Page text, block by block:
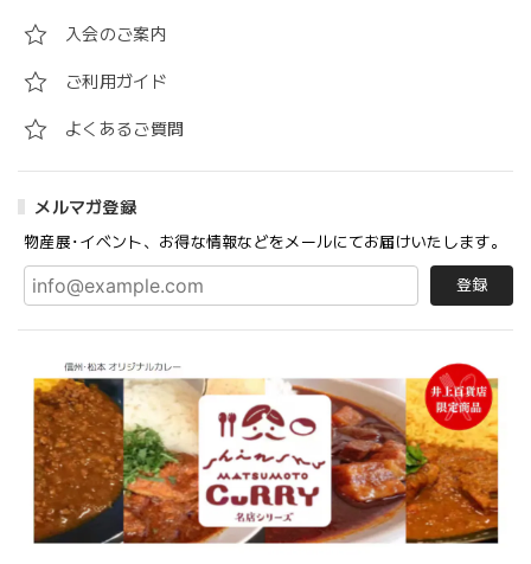
入会のご案内
ご利用ガイド
よくあるご質問
メルマガ登録
物産展･イベント、お得な情報などをメールにてお届けいたします。
登録